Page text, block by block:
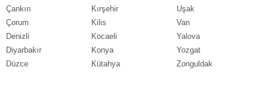
Çankırı
Çorum
Denizli
Diyarbakır
Düzce
Kırşehir
Kilis
Kocaeli
Konya
Kütahya
Uşak
Van
Yalova
Yozgat
Zonguldak